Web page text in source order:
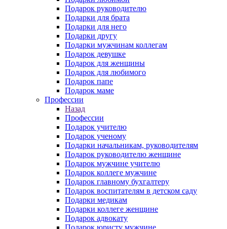
Подарок руководителю
Подарки для брата
Подарки для него
Подарки другу
Подарки мужчинам коллегам
Подарок девушке
Подарок для женщины
Подарок для любимого
Подарок папе
Подарок маме
Профессии
Назад
Профессии
Подарок учителю
Подарок ученому
Подарки начальникам, руководителям
Подарок руководителю женщине
Подарок мужчине учителю
Подарок коллеге мужчине
Подарок главному бухгалтеру
Подарок воспитателям в детском саду
Подарки медикам
Подарки коллеге женщине
Подарок адвокату
Подарок юристу мужчине